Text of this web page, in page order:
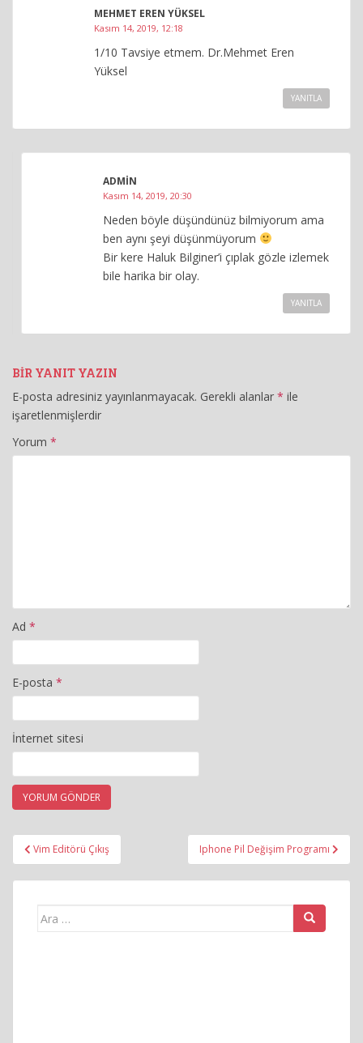
MEHMET EREN YÜKSEL
Kasım 14, 2019, 12:18
1/10 Tavsiye etmem. Dr.Mehmet Eren
Yüksel
YANITLA
ADMIN
Kasım 14, 2019, 20:30
Neden böyle düşündünüz bilmiyorum ama
ben aynı şeyi düşünmüyorum
Bir kere Haluk Bilginer’i çıplak gözle izlemek
bile harika bir olay.
YANITLA
BIR YANIT YAZIN
E-posta adresiniz yayınlanmayacak. Gerekli alanlar * ile
işaretlenmişlerdir
Yorum *
Ad *
E-posta *
İnternet sitesi
Yazı
gezinmesi
Vim Editörü Çıkış Iphone Pil Değişim Programı
Arama